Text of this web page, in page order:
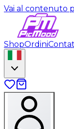
Vai al contenuto
ShopOrdini